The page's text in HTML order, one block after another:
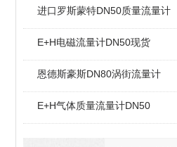
进口罗斯蒙特DN50质量流量计
E+H电磁流量计DN50现货
恩德斯豪斯DN80涡街流量计
E+H气体质量流量计DN50